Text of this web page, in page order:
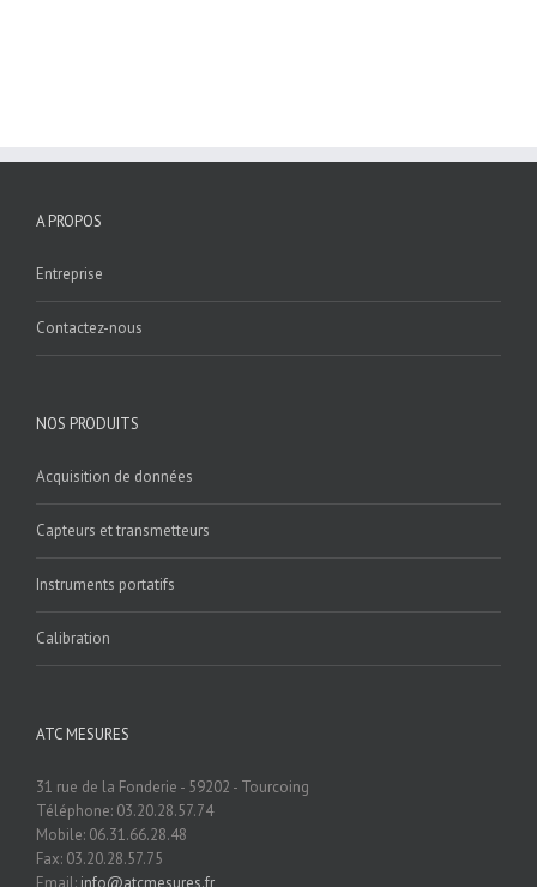
A PROPOS
Entreprise
Contactez-nous
NOS PRODUITS
Acquisition de données
Capteurs et transmetteurs
Instruments portatifs
Calibration
ATC MESURES
31 rue de la Fonderie - 59202 - Tourcoing
Téléphone: 03.20.28.57.74
Mobile: 06.31.66.28.48
Fax: 03.20.28.57.75
Email: info@atcmesures.fr